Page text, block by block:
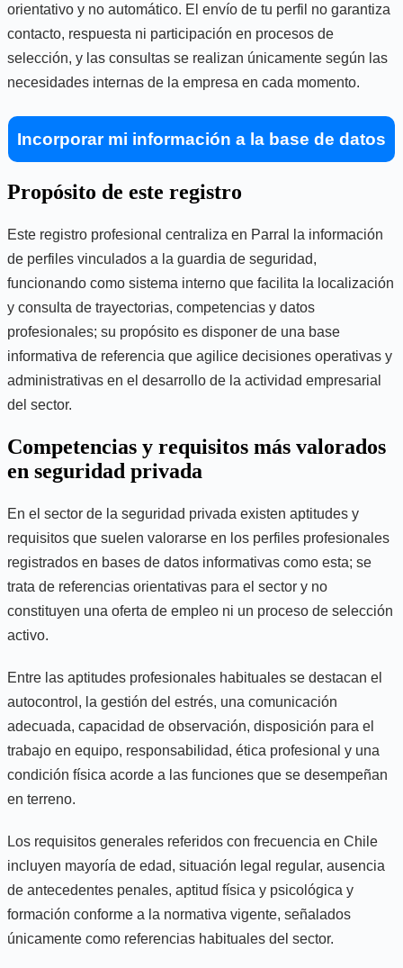
orientativo y no automático. El envío de tu perfil no garantiza
contacto, respuesta ni participación en procesos de
selección, y las consultas se realizan únicamente según las
necesidades internas de la empresa en cada momento.
Incorporar mi información a la base de datos
Propósito de este registro
Este registro profesional centraliza en Parral la información
de perfiles vinculados a la guardia de seguridad,
funcionando como sistema interno que facilita la localización
y consulta de trayectorias, competencias y datos
profesionales; su propósito es disponer de una base
informativa de referencia que agilice decisiones operativas y
administrativas en el desarrollo de la actividad empresarial
del sector.
Competencias y requisitos más valorados
en seguridad privada
En el sector de la seguridad privada existen aptitudes y
requisitos que suelen valorarse en los perfiles profesionales
registrados en bases de datos informativas como esta; se
trata de referencias orientativas para el sector y no
constituyen una oferta de empleo ni un proceso de selección
activo.
Entre las aptitudes profesionales habituales se destacan el
autocontrol, la gestión del estrés, una comunicación
adecuada, capacidad de observación, disposición para el
trabajo en equipo, responsabilidad, ética profesional y una
condición física acorde a las funciones que se desempeñan
en terreno.
Los requisitos generales referidos con frecuencia en Chile
incluyen mayoría de edad, situación legal regular, ausencia
de antecedentes penales, aptitud física y psicológica y
formación conforme a la normativa vigente, señalados
únicamente como referencias habituales del sector.